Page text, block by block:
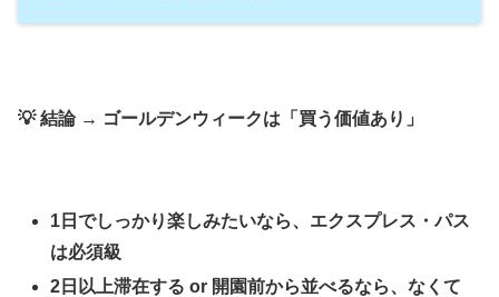
💡 結論 → ゴールデンウィークは「買う価値あり」
1日でしっかり楽しみたいなら、エクスプレス・パス
は必須級
2日以上滞在する or 開園前から並べるなら、なくて